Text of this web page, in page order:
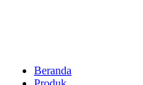
Beranda